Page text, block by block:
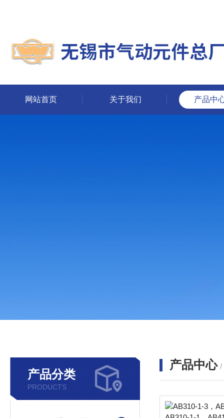
网站首页 关于我们 产品中
产品分类
PRODUCTS
产品中心 /